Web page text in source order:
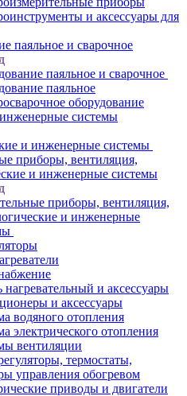
и аксессуары для
паяльное и сварочное
паяльное и сварочное
паяльное
оборудование
системы
и инженерные системы
приборы, вентиляция,
и инженерные системы
приборы, вентиляция,
и инженерные
нагревательный и аксессуары
и аксессуары
водяного отопления
электрического отопления
вентиляции
термостаты,
управления обогревом
приводы и двигатели